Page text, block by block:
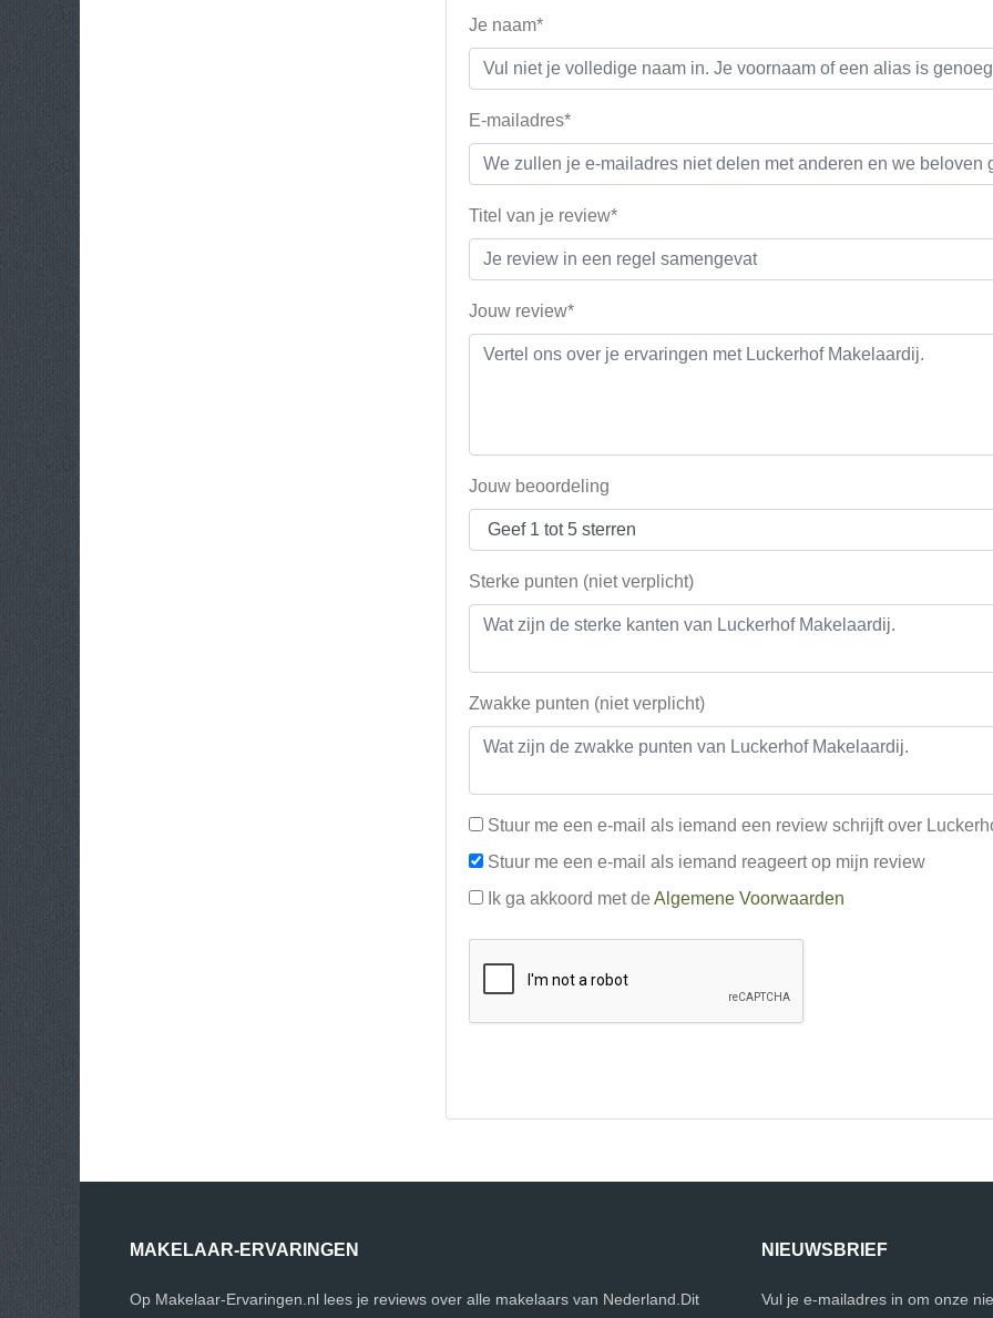
Je naam*
E-mailadres*
Titel van je review*
Jouw review*
Jouw beoordeling
Sterke punten (niet verplicht)
Zwakke punten (niet verplicht)
Stuur me een e-mail als iemand een review schrijft over
Stuur me een e-mail als iemand reageert op mijn review
Ik ga akkoord met de Algemene Voorwaarden
MAKELAAR-ERVARINGEN
Op Makelaar-Ervaringen.nl lees je reviews over alle makelaars van Nederland.Dit
NIEUWSBRIEF
Vul je e-mailadres in om onze